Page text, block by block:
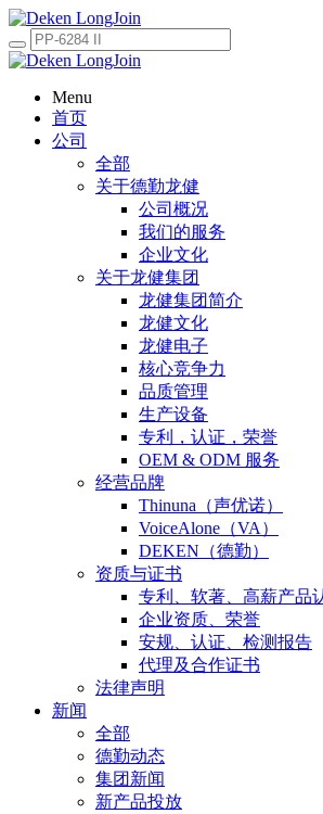
Menu
首页
公司
全部
关于德勤龙健
公司概况
我们的服务
企业文化
关于龙健集团
龙健集团简介
龙健文化
龙健电子
核心竞争力
品质管理
生产设备
专利，认证，荣誉
OEM & ODM 服务
经营品牌
Thinuna（声优诺）
VoiceAlone（VA）
DEKEN（德勤）
资质与证书
专利、软著、高薪产品
企业资质、荣誉
安规、认证、检测报告
代理及合作证书
法律声明
新闻
全部
德勤动态
集团新闻
新产品投放